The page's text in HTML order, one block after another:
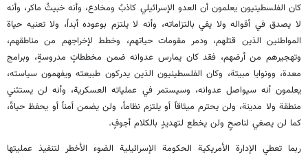
كان الفلسطينيون يعلمون أن العدو الإسرائيلي كاذبٌ ومخادع، وأنه خبيثٌ ماكر، وأنه
لا يصدق في أقواله ولا يفي بالتزاماته، وأنه لا يلتزم بوعوده أبداً، ولا تعنيه حياة
المواطنين الذين قتلهم، ودمر مقومات حياتهم، وخطط لإخراجهم من مناطقهم،
وتهجيرهم من أرضهم، فقد كان يمارس عدوانه ضمن مخططاتٍ مدروسةٍ، وبرامج
معدة، وونوايا مبيتة، وكان الفلسطينيون الذين يدركون طبيعته ويفهمون سياسته،
يعلمون أنه سيواصل عدوانه، وسيستمر في عملياته العسكرية، وأنه لن يستثني
منطقة ولا مدينة، ولن يحترم ميثاقاً أو يلتزم نظاماً، ولن يضمن أمناً أو يحفظ حياةً،
كما لن يصغي لناصحٍ ولن يخطع لتهديدٍ بالكلام أجوفٍ.
ربما تعطي الإدارة الأمريكية الحكومة الإسرائيلية الضوء الأخطر لتنفيذ عمليتها